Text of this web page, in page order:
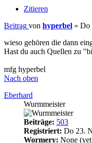
Zitieren
Beitrag von hyperbel » Do
wieso gehören die dann
Hast du auch Quellen zu
mfg hyperbel
Nach oben
Eberhard
Wurmmeister
Beiträge: 503
Registriert: Do 23.
Wormery: None